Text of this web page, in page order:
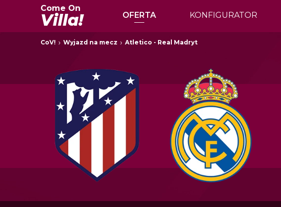
Come On
Villa! OFERTA KONFIGURATOR
CoV! Wyjazd na mecz Atletico - Real Madryt